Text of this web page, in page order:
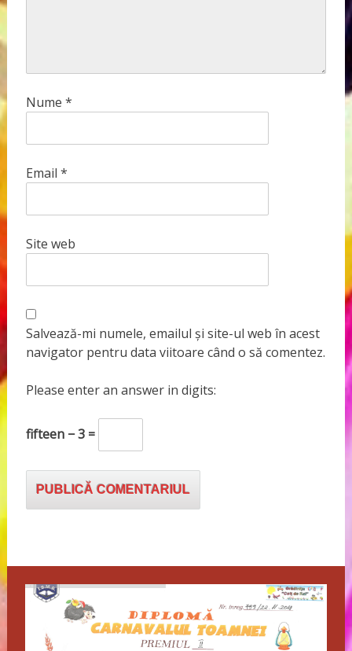
Nume *
Email *
Site web
Salvează-mi numele, emailul și site-ul web în acest
navigator pentru data viitoare când o să comentez.
Please enter an answer in digits:
fifteen − 3 =